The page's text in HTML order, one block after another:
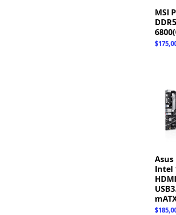
MSI
Fiyat
Asus
Intel
Fiyat